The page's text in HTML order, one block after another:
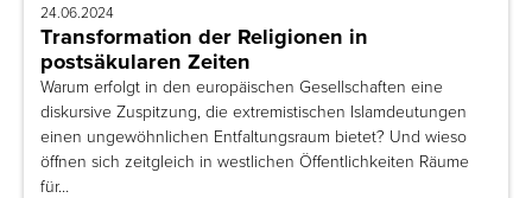
24.06.2024
Transformation der Religionen in
postsäkularen Zeiten
Warum erfolgt in den europäischen Gesellschaften eine
diskursive Zuspitzung, die extremistischen Islamdeutungen
einen ungewöhnlichen Entfaltungsraum bietet? Und wieso
öffnen sich zeitgleich in westlichen Öffentlichkeiten Räume
für…